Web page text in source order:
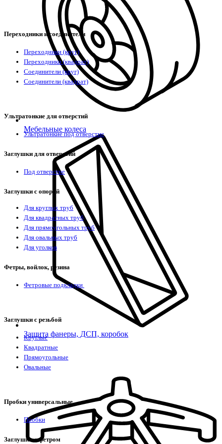
Мебельные колеса
Защита фанеры, ДСП, коробок
Переходники и соединители
Переходники (круг)
Переходники (квадрат)
Соединители (круг)
Соединители (квадрат)
Ультратонкие для отверстий
Ультратонкие под отверстие
Заглушки для отверстий
Под отверстие
Заглушки с опорой
Для круглых труб
Для квадратных труб
Для прямоугольных труб
Для овальных труб
Для уголков
Фетры, войлок, резина
Фетровые подкладки
Заглушки с резьбой
Круглые
Квадратные
Прямоугольные
Овальные
Пробки универсальные
Пробки
Заглушки с фетром